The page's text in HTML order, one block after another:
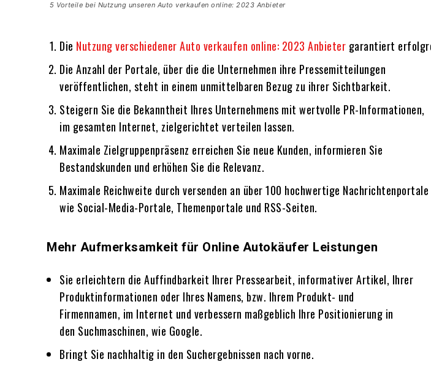
5 Vorteile bei Nutzung unseren Auto verkaufen online: 2023 Anbieter
Die Nutzung verschiedener Auto verkaufen online: 2023 Anbieter garantiert
Die Anzahl der Portale, über die die Unternehmen ihre Pressemitteilungen
veröffentlichen, steht in einem unmittelbaren Bezug zu ihrer Sichtbarkeit.
Steigern Sie die Bekanntheit Ihres Unternehmens mit wertvolle PR-Informationen,
im gesamten Internet, zielgerichtet verteilen lassen.
Maximale Zielgruppenpräsenz erreichen Sie neue Kunden, informieren Sie
Bestandskunden und erhöhen Sie die Relevanz.
Maximale Reichweite durch versenden an über 100 hochwertige Nachrichtenportale
wie Social-Media-Portale, Themenportale und RSS-Seiten.
Mehr Aufmerksamkeit für Online Autokäufer Leistungen
Sie erleichtern die Auffindbarkeit Ihrer Pressearbeit, informativer Artikel, Ihrer
Produktinformationen oder Ihres Namens, bzw. Ihrem Produkt- und
Firmennamen, im Internet und verbessern maßgeblich Ihre Positionierung in
den Suchmaschinen, wie Google.
Bringt Sie nachhaltig in den Suchergebnissen nach vorne.